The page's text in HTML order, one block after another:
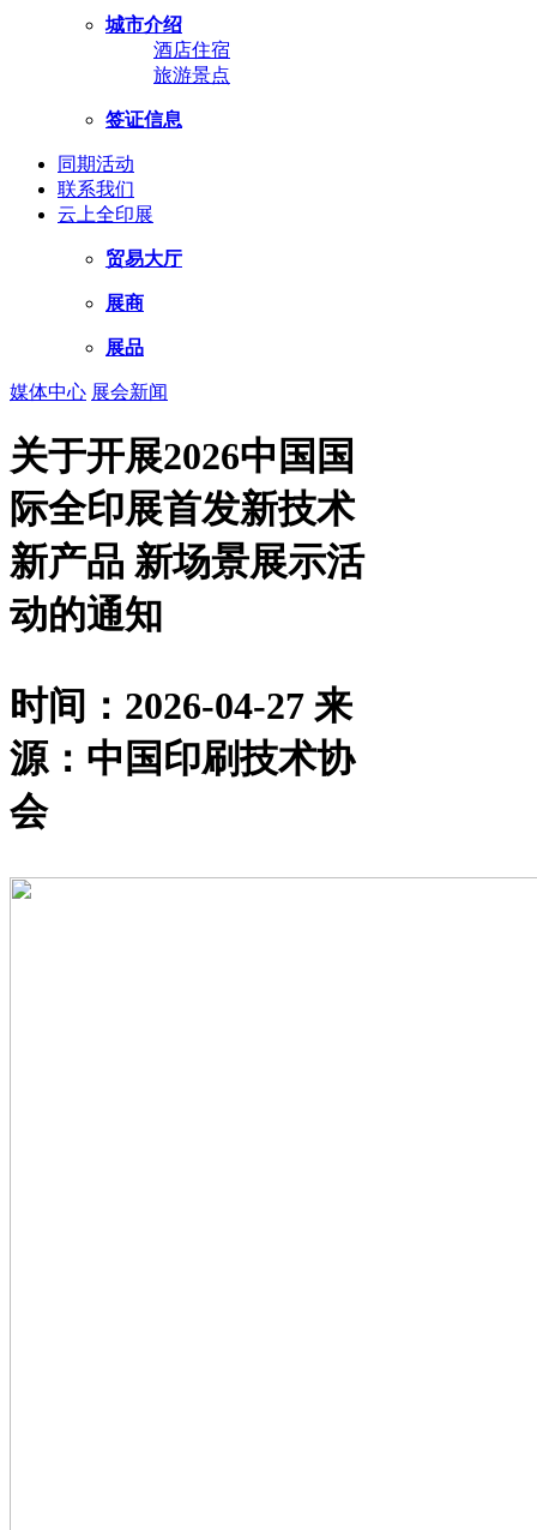
城市介绍
酒店住宿
旅游景点
签证信息
同期活动
联系我们
云上全印展
贸易大厅
展商
展品
媒体中心 展会新闻
关于开展2026中国国
际全印展首发新技术
新产品 新场景展示活
动的通知
时间：2026-04-27 来
源：中国印刷技术协
会